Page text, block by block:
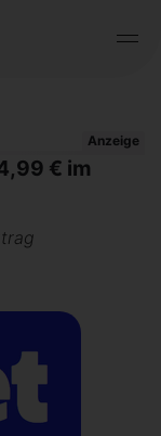
Anzeige
€ im